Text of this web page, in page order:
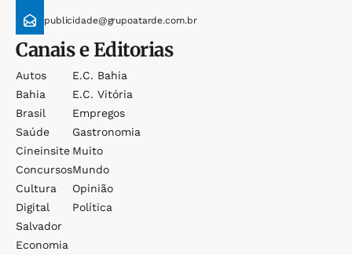
publicidade@grupoatarde.com.br
Canais e Editorias
Autos
Bahia
Brasil
Saúde
Cineinsite
Concursos
Cultura
Digital
Salvador
Economia
E.c. Bahia
E.c. Vitória
Empregos
Gastronomia
Muito
Mundo
Opinião
Política